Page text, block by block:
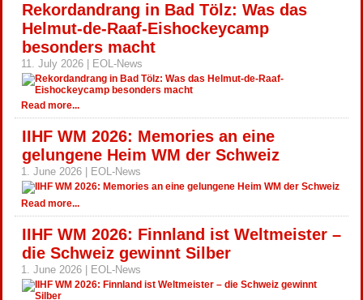
Rekordandrang in Bad Tölz: Was das
Helmut-de-Raaf-Eishockeycamp
besonders macht
11. July 2026 | EOL-News
Read more...
IIHF WM 2026: Memories an eine
gelungene Heim WM der Schweiz
1. June 2026 | EOL-News
Read more...
IIHF WM 2026: Finnland ist Weltmeister –
die Schweiz gewinnt Silber
1. June 2026 | EOL-News